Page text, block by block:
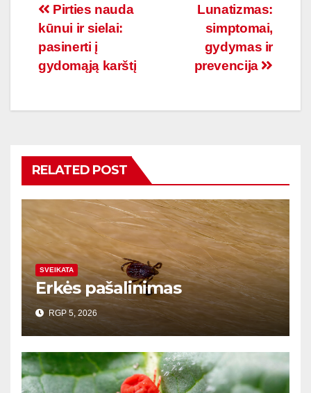
Navigacija
tarp
įrašų
Lunatizmas:
simptomai,
gydymas ir
prevencija
Pirties nauda
kūnui ir sielai:
pasinerti į
gydomąją karštį
RELATED POST
SVEIKATA
Erkės pašalinimas
RGP 5, 2026